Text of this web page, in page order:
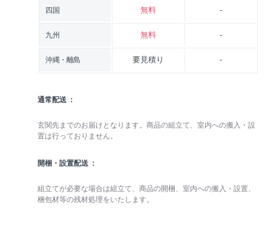
四国 無料 -
九州 無料 -
沖縄・離島 要見積り -
通常配送
玄関先までのお届けとなります。商品の組立て、室内への搬入・設
置は行っておりません。
開梱・設置配送
組立てが必要な場合は組立て、商品の開梱、室内への搬入・設置、
梱包材等の残材処理をいたします。